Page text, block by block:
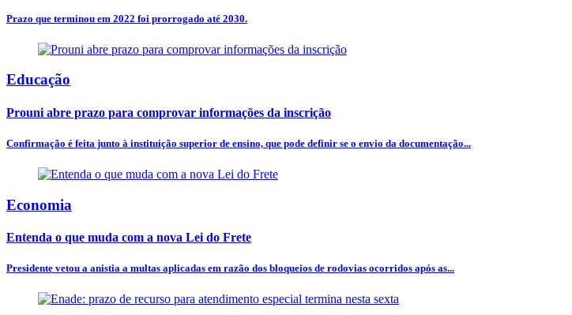
Prazo que terminou em 2022 foi prorrogado até 2030.
Educação
Prouni abre prazo para comprovar informações da inscrição
Confirmação é feita junto à instituição superior de ensino, que pode definir se o envio da documentação...
Economia
Entenda o que muda com a nova Lei do Frete
Presidente vetou a anistia a multas aplicadas em razão dos bloqueios de rodovias ocorridos após as...